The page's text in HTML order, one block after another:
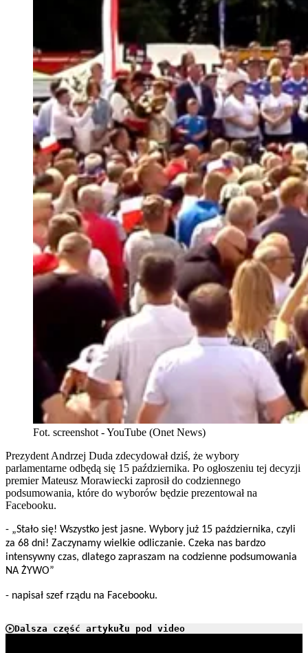
Fot. screenshot - YouTube (Onet News)
Prezydent Andrzej Duda zdecydował dziś, że wybory
parlamentarne odbędą się 15 października. Po ogłoszeniu tej decyzji
premier Mateusz Morawiecki zaprosił do codziennego
podsumowania, które do wyborów będzie prezentował na
Facebooku.
- „Stało się! Wszystko jest jasne. Wybory już 15 października, czyli
za 68 dni! Zaczynamy wielkie odliczanie. Czeka nas bardzo
intensywny czas, dlatego zapraszam na codzienne podsumowania
NA ŻYWO”
- napisał szef rządu na Facebooku.
Dalsza część artykułu pod video